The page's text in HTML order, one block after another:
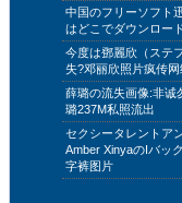
中国のフリーソフト
はどこでダウンロー
今度は鄧麗欣（ステ
失?邓丽欣照片疯传
薛璐の流失画像:非诚
璐237M私照流出
セクシータレントア
Amber XinyaのIバッ
字裤图片